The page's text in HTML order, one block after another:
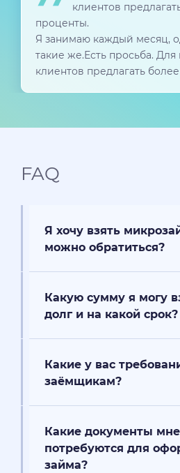
клиентов
проценты.
Я занимаю каждый месяц,
такие же.Есть просьба. Для
клиентов предлагать
FAQ
Я хочу взять
можно обратиться?
Какую сумму я могу
долг и на какой срок?
Какие у вас
заёмщикам?
Какие документы мне
потребуются для
займа?